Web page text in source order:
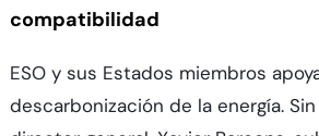
compatibilidad
ESO y sus Estados miembros
descarbonización de la energía.